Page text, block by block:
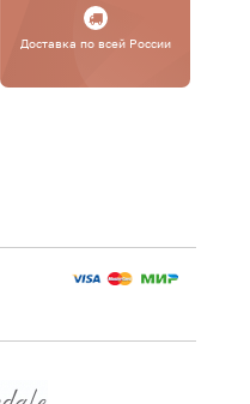
Доставка по всей России